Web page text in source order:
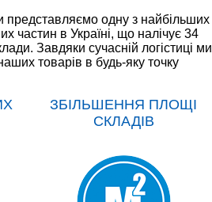
представляємо одну з найбільших
частин в Україні, що налічує 34
Завдяки сучасній логістиці ми
товарів в будь-яку точку
ЗБІЛЬШЕННЯ ПЛОЩІ
СКЛАДІВ